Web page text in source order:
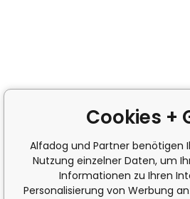
Cookies +
Alfadog und Partner benötigen
Nutzung einzelner Daten, um
Informationen zu Ihren
Personalisierung von Werbung